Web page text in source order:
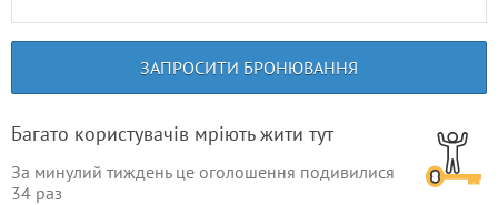
ЗАПРОСИТИ БРОНЮВАННЯ
Багато користувачів мріють жити тут
За минулий тиждень це оголошення подивилися
34 раз